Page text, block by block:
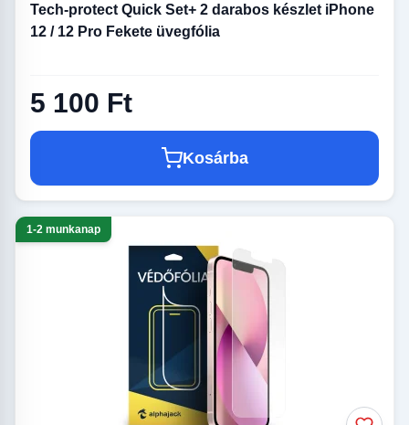
Tech-protect Quick Set+ 2 darabos készlet iPhone
12 / 12 Pro Fekete üvegfólia
5 100 Ft
Kosárba
1-2 munkanap